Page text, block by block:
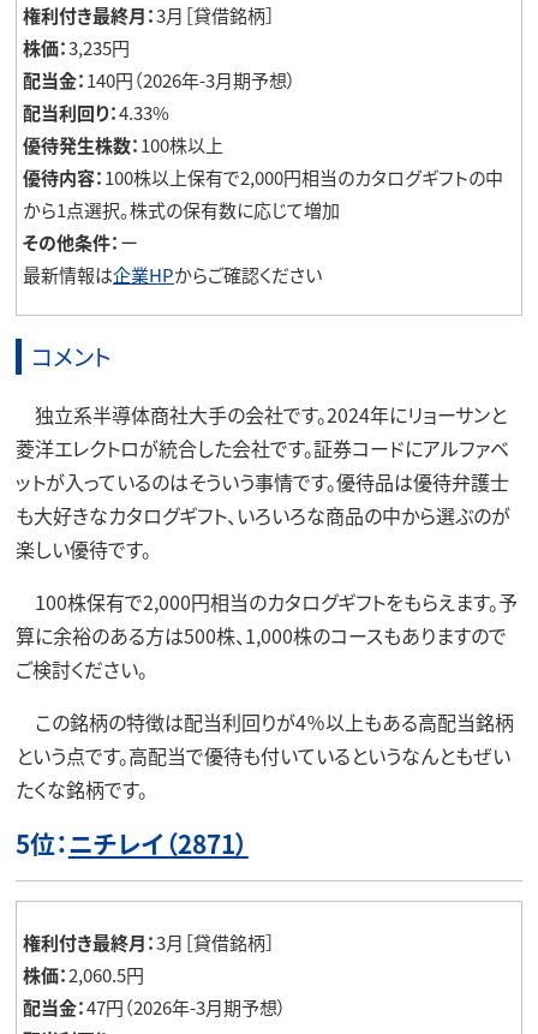
権利付き最終月：3月［貸借銘柄］
株価：3,235円
配当金：140円（2026年-3月期予想）
配当利回り：4.33%
優待発生株数：100株以上
優待内容：100株以上保有で2,000円相当のカタログギフトの中
から1点選択。株式の保有数に応じて増加
その他条件：ー
最新情報は企業HPからご確認ください
コメント
独立系半導体商社大手の会社です。2024年にリョーサンと
菱洋エレクトロが統合した会社です。証券コードにアルファベ
ットが入っているのはそういう事情です。優待品は優待弁護士
も大好きなカタログギフト、いろいろな商品の中から選ぶのが
楽しい優待です。
100株保有で2,000円相当のカタログギフトをもらえます。予
算に余裕のある方は500株、1,000株のコースもありますので
ご検討ください。
この銘柄の特徴は配当利回りが4％以上もある高配当銘柄
という点です。高配当で優待も付いているというなんともぜい
たくな銘柄です。
5位：ニチレイ（2871）
権利付き最終月：3月［貸借銘柄］
株価：2,060.5円
配当金：47円（2026年-3月期予想）